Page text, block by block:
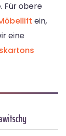
Für obere
ein,
eine